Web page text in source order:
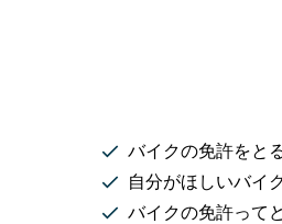
バイクの免許をと
自分がほしいバイ
バイクの免許って